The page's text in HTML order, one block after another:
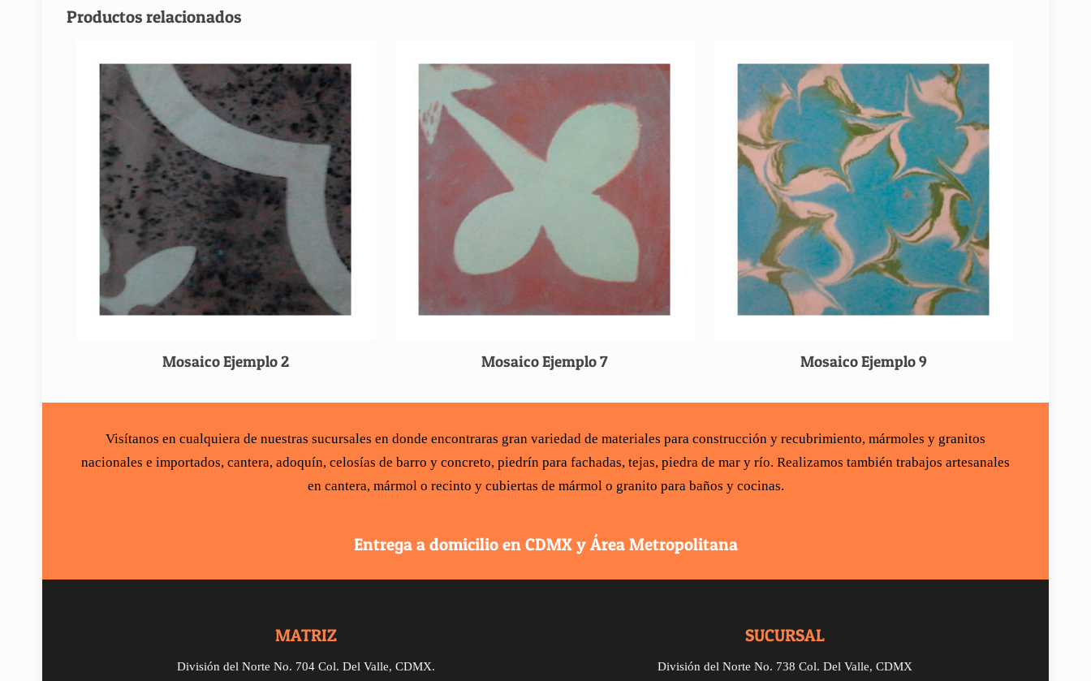
Productos relacionados
Mosaico Ejemplo 2 Mosaico Ejemplo 7 Mosaico Ejemplo 9
Visítanos en cualquiera de nuestras sucursales en donde encontraras gran variedad de materiales para construcción y recubrimiento, mármoles y granitos
nacionales e importados, cantera, adoquín, celosías de barro y concreto, piedrín para fachadas, tejas, piedra de mar y río. Realizamos también trabajos artesanales
en cantera, mármolo recinto y cubiertas de mármolo granito para baños y cocinas.
Entrega a domicilio en CDMX y Área Metropolitana
MATRIZ
División del Norte No. 704 Col. Del Valle, CDMX.
SUCURSAL
División del Norte No. 738 Col. Del Valle, CDMX